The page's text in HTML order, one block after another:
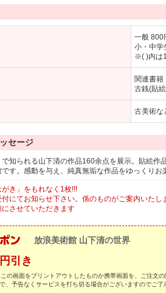
一般 800
小・中学
※( )内は
関連書籍
古銭(貼
古美術な
セージ
知られる山下清の作品160余点を展示。貼絵作
す。感動を与え、純真無垢な作品をゆっくりお
き」をもれなく1枚!!!
にてお知らせ下さい。係のものがご案内いたし
させていただきます
放浪美術館 山下清の世界
引き
の画面をプリントアウトしたものか携帯画面を、ご注文
、予告なくサービスを打ち切る場合がございますのでご了